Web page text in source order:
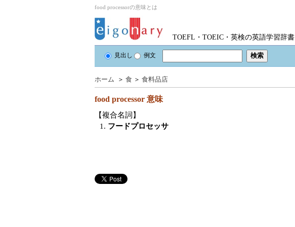
food processorの意味とは
TOEFL・TOEIC・英検の英語学習辞書
見出し 例文
ホーム ＞ 食 ＞ 食料品店
food processor 意味
【複合名詞】
1. フードプロセッサ